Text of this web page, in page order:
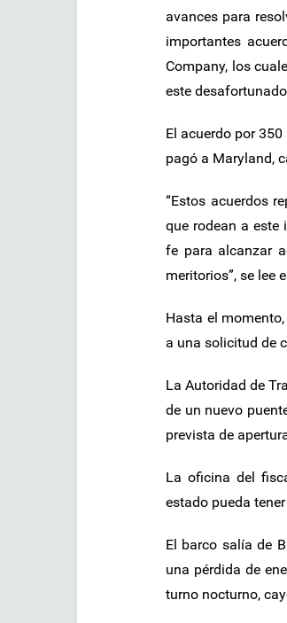
avances para
importantes
Company, los
este
El acuerdo por
pagó a Maryland,
“Estos acuerdos
que rodean a este
fe para alcanzar
meritorios”, se lee
Hasta el
a una solicitud de
La Autoridad de
de un nuevo
prevista de
La oficina del
estado pueda
El barco salía de
una pérdida de
turno nocturno,